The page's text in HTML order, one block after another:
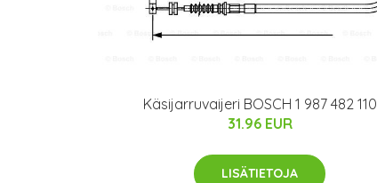
Käsijarruvaijeri BOSCH 1 987 482 110
31.96 EUR
LISÄTIETOJA